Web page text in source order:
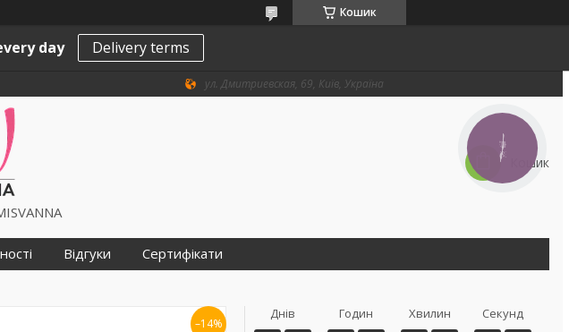
Кошик
day Delivery terms
ул. Дмитриевская, 69, Київ, Україна
Кошик
Відгуки Сертифікати
–14%
Днів Годин Хвилин Секунд
КНОПКА
ЗВ'ЯЗКУ